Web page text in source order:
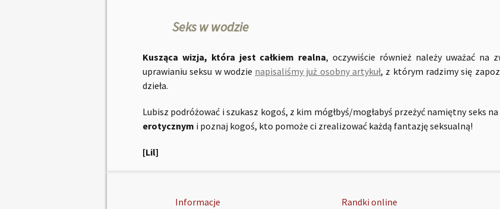
Seks w wodzie
Kusząca wizja, która jest całkiem realna, oczywiście również należy uważać na
uprawianiu seksu w wodzie napisaliśmy już osobny artykuł, z którym radzimy się
dzieła.
Lubisz podróżować i szukasz kogoś, z kim mógłbyś/mogłabyś przeżyć namiętny seks na
erotycznym i poznaj kogoś, kto pomoże ci zrealizować każdą fantazję seksualną!
[Lil]
Informacje Randki online